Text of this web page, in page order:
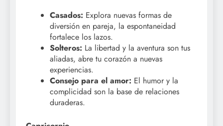
Casados: Explora nuevas formas de
diversión en pareja, la espontaneidad
fortalece los lazos.
Solteros: La libertad y la aventura son tus
aliadas, abre tu corazón a nuevas
experiencias.
Consejo para el amor: El humor y la
complicidad son la base de relaciones
duraderas.